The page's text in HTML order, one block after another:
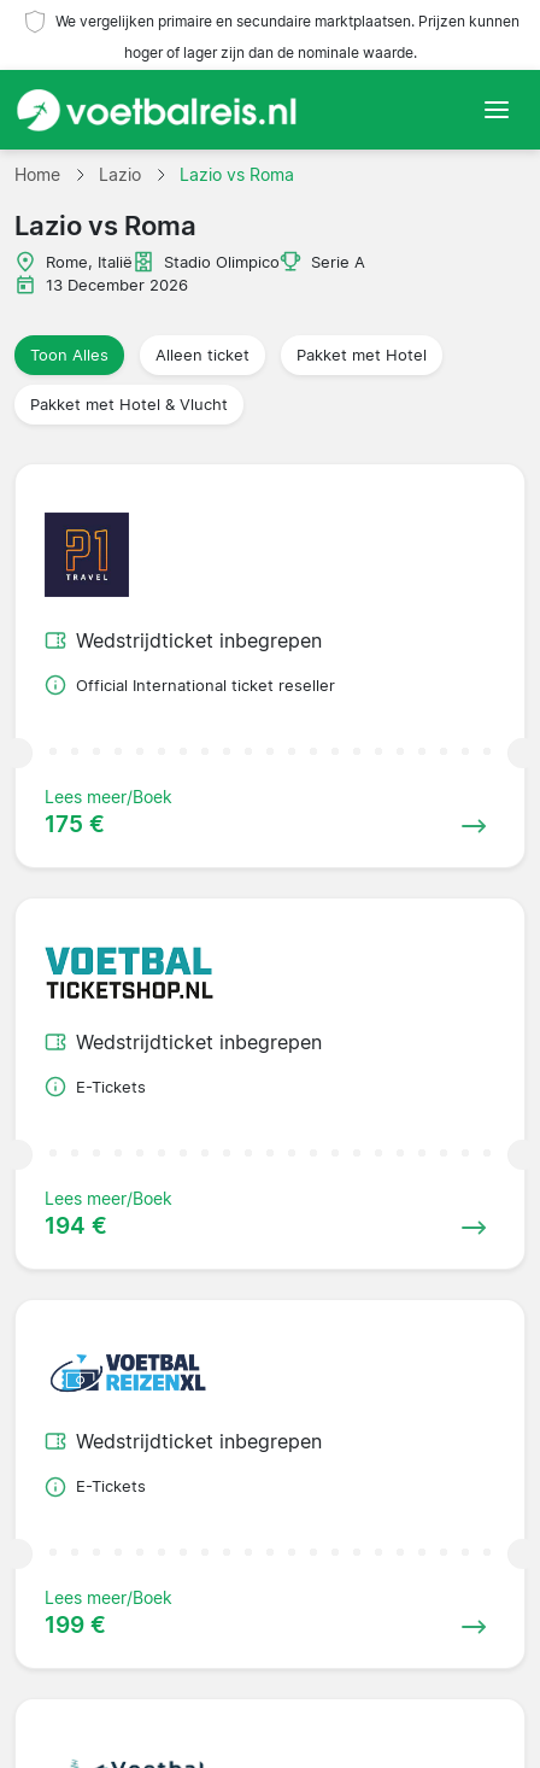
We vergelijken primaire en secundaire marktplaatsen. Prijzen kunnen
hoger of lager zijn dan de nominale waarde.
Home
Teams
Competities
Reisorganisaties
Home Lazio Lazio vs Roma
Lazio vs Roma
Rome, Italië Stadio Olimpico
Serie A
13 December 2026
Toon Alles Alleen ticket Pakket met Hotel
Pakket met Hotel & Vlucht
Wedstrijdticket inbegrepen
Official International ticket reseller
Lees meer/Boek
175 €
Wedstrijdticket inbegrepen
E-Tickets
Lees meer/Boek
194 €
Wedstrijdticket inbegrepen
E-Tickets
Lees meer/Boek
199 €